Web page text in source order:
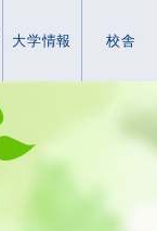
大学情報 校舎